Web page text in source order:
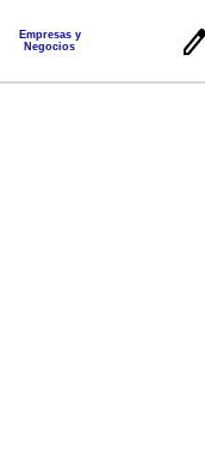
Empresas y
Negocios